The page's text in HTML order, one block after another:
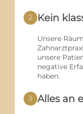
2 Kein
Unsere
unsere
negative
haben.
3 Alles an